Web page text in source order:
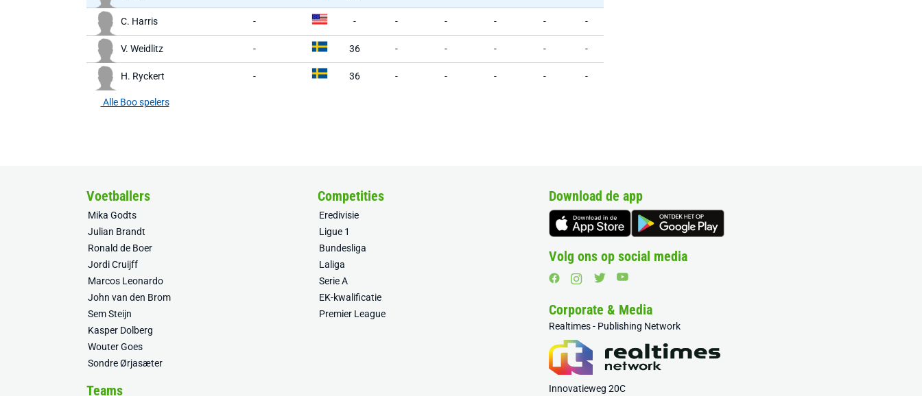
C. Harris - - - - - - -
V. Weidlitz - 36 - - - - -
H. Ryckert - 36 - - - - -
Alle Boo spelers
Voetballers
Mika Godts
Julian Brandt
Ronald de Boer
Jordi Cruijff
Marcos Leonardo
John van den Brom
Sem Steijn
Kasper Dolberg
Wouter Goes
Sondre Ørjasæter
Competities
Eredivisie
Ligue 1
Bundesliga
Laliga
Serie A
EK-kwalificatie
Premier League
Teams
Download de app
Volg ons op social media
Corporate & Media
Realtimes - Publishing Network
Innovatieweg 20C